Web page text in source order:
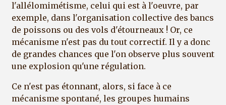
l'allélomimétisme, celui qui est à l'oeuvre, par
exemple, dans l'organisation collective des bancs
de poissons ou des vols d'étourneaux ! Or, ce
mécanisme n'est pas du tout correctif. Il y a donc
de grandes chances que l'on observe plus souvent
une explosion qu'une régulation.
Ce n'est pas étonnant, alors, si face à ce
mécanisme spontané, les groupes humains